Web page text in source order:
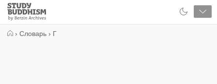
Close
Study
Buddhism
› Словарь › Г